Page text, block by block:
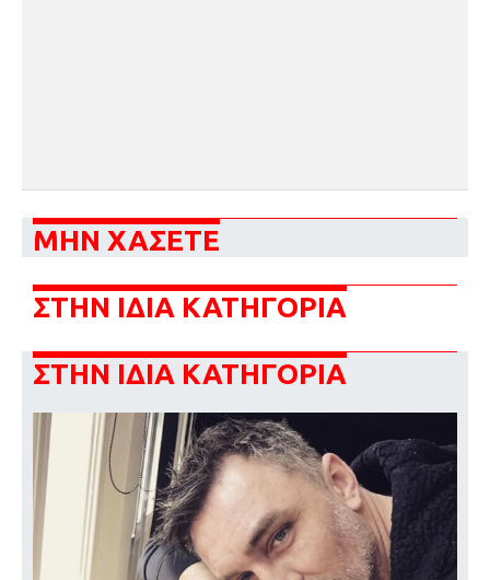
ΜΗΝ ΧΑΣΕΤΕ
ΣΤΗΝ ΙΔΙΑ ΚΑΤΗΓΟΡΙΑ
ΣΤΗΝ ΙΔΙΑ ΚΑΤΗΓΟΡΙΑ